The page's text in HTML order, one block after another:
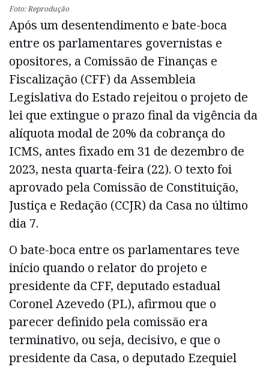
Foto: Reprodução
Após um desentendimento e bate-boca
entre os parlamentares governistas e
opositores, a Comissão de Finanças e
Fiscalização (CFF) da Assembleia
Legislativa do Estado rejeitou o projeto de
lei que extingue o prazo final da vigência da
alíquota modal de 20% da cobrança do
ICMS, antes fixado em 31 de dezembro de
2023, nesta quarta-feira (22). O texto foi
aprovado pela Comissão de Constituição,
Justiça e Redação (CCJR) da Casa no último
dia 7.
O bate-boca entre os parlamentares teve
início quando o relator do projeto e
presidente da CFF, deputado estadual
Coronel Azevedo (PL), afirmou que o
parecer definido pela comissão era
terminativo, ou seja, decisivo, e que o
presidente da Casa, o deputado Ezequiel